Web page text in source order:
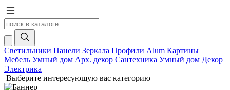
Светильники Панели Зеркала Профили Alum Картины
Мебель Умный дом Арх. декор Сантехника Умный дом Декор
Электрика
Выберите интересующую вас категорию